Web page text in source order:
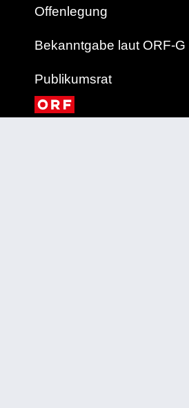
Offenlegung
Bekanntgabe laut ORF-G
Publikumsrat